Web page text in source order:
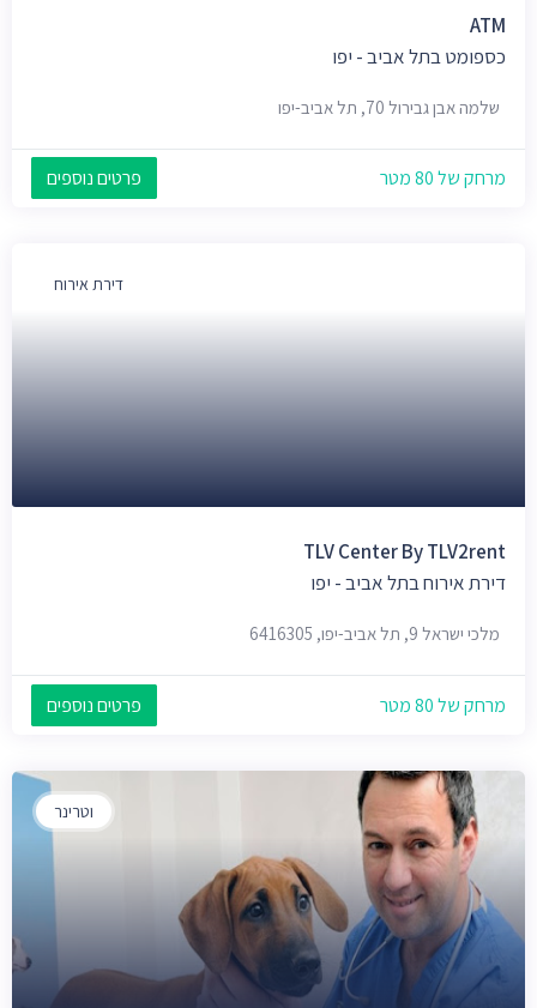
ATM
כספומט בתל אביב - יפו
שלמה אבן גבירול 70, תל אביב-יפו
מרחק של 80 מטר פרטים נוספים
דירת אירוח
TLV Center By TLV2rent
דירת אירוח בתל אביב - יפו
מלכי ישראל 9, תל אביב-יפו, 6416305
מרחק של 80 מטר פרטים נוספים
וטרינר